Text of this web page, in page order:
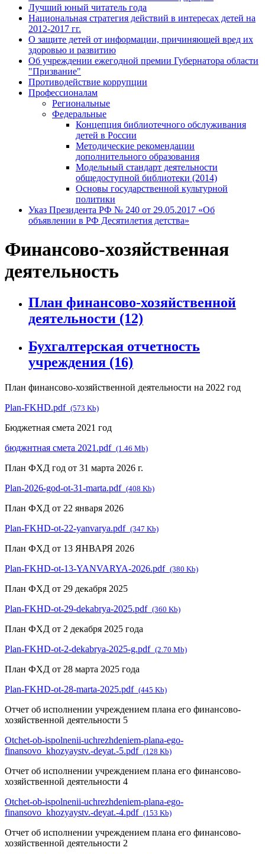
Лучший юный читатель года
Национальная стратегия действий в интересах детей на
2012-2017 гг.
О защите детей от информации, причиняющей вред их
здоровью и развитию
Об учреждении ежегодной премии Губернатора области
"Призвание"
Противодействие коррупции
Профессионалам
Региональные
Федеральные
Концепция библиотечного обслуживания
детей в России
Методические рекомендации
дополнительного образования
Модельный стандарт деятельности
общедоступной библиотеки (2014)
Основы государственной культурной
политики
Указ Президента РФ № 240 от 29.05.2017 «Об
объявлении в РФ Десятилетия детства»
Финансово-хозяйственная
деятельность
План финансово-хозяйственной
деятельности (12)
Бухгалтерская отчетность
учреждения (16)
План финансово-хозяйственной деятельности на 2022 год
Plan-FKHD.pdf (573 Kb)
Бюджетная смета 2021 год
бюджнтная смета 2021.pdf (1.46 Mb)
План ФХД год от 31 марта 2026 г.
Plan-2026-god-ot-31-marta.pdf (408 Kb)
План ФХД от 22 января 2026
Plan-FKHD-ot-22-yanvarya.pdf (347 Kb)
План ФХД от 13 ЯНВАРЯ 2026
Plan-FKHD-ot-13-YANVARYA-2026.pdf (380 Kb)
План ФХД от 29 декабря 2025
Plan-FKHD-ot-29-dekabrya-2025.pdf (360 Kb)
План ФХД от 2 декабря 2025 года
Plan-FKHD-ot-2-dekabrya-2025-g.pdf (2.70 Mb)
План ФХД от 28 марта 2025 года
Plan-FKHD-ot-28-marta-2025.pdf (445 Kb)
Отчет об исполнении учреждением плана его финансово-
хозяйственной деятельности 5
Otchet-ob-ispolnenii-uchrezhdeniem-plana-ego-
finansovo_khozyaystv.-deyat.-5.pdf (128 Kb)
Отчет об исполнении учреждением плана его финансово-
хозяйственной деятельности 4
Otchet-ob-ispolnenii-uchrezhdeniem-plana-ego-
finansovo_khozyaystv.-deyat.-4.pdf (153 Kb)
Отчет об исполнении учреждением плана его финансово-
хозяйственной деятельности 2